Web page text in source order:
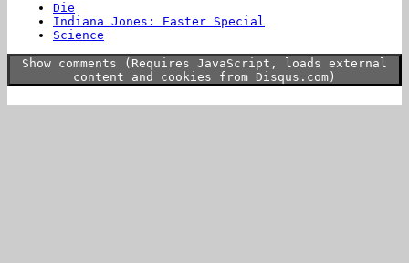
Die
Indiana Jones: Easter Special
Science
Show comments (Requires JavaScript, loads external
content and cookies from Disqus.com)